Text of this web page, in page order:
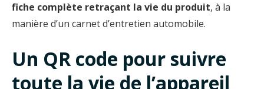
fiche complète retraçant la vie du produit, à la
manière d’un carnet d’entretien automobile.
Un QR code pour suivre
toute la vie de l’appareil